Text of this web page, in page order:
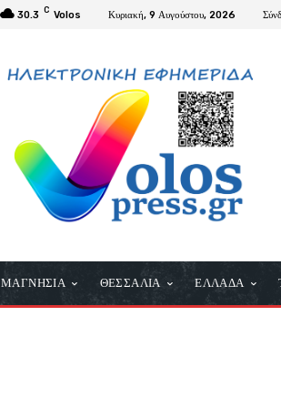
30.3 C Volos Κυριακή, 9 Αυγούστου, 2026
ΜΑΓΝΗΣΙΑ ΘΕΣΣΑΛΙΑ ΕΛΛΑΔΑ